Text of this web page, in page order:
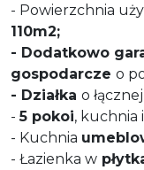
- Powierzchnia
110m2;
- Dodatkowo
gospodarcze o
- Działka o
-5 pokoi, kuchnia
- Kuchnia
- Łazienka w